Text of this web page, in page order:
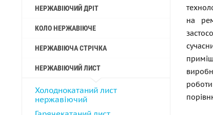
НЕРЖАВІЮЧИЙ ДРІТ
КОЛО НЕРЖАВІЮЧЕ
НЕРЖАВІЮЧА СТРІЧКА
НЕРЖАВІЮЧИЙ ЛИСТ
Холоднокатаний лист
нержавіючий
на